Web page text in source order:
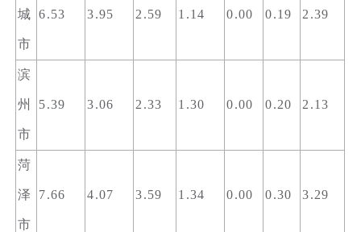
城
市
6.53 3.95 2.59 1.14 0.00 0.19 2.39
滨
州
市
5.39 3.06 2.33 1.30 0.00 0.20 2.13
菏
泽
市
7.66 4.07 3.59 1.34 0.00 0.30 3.29